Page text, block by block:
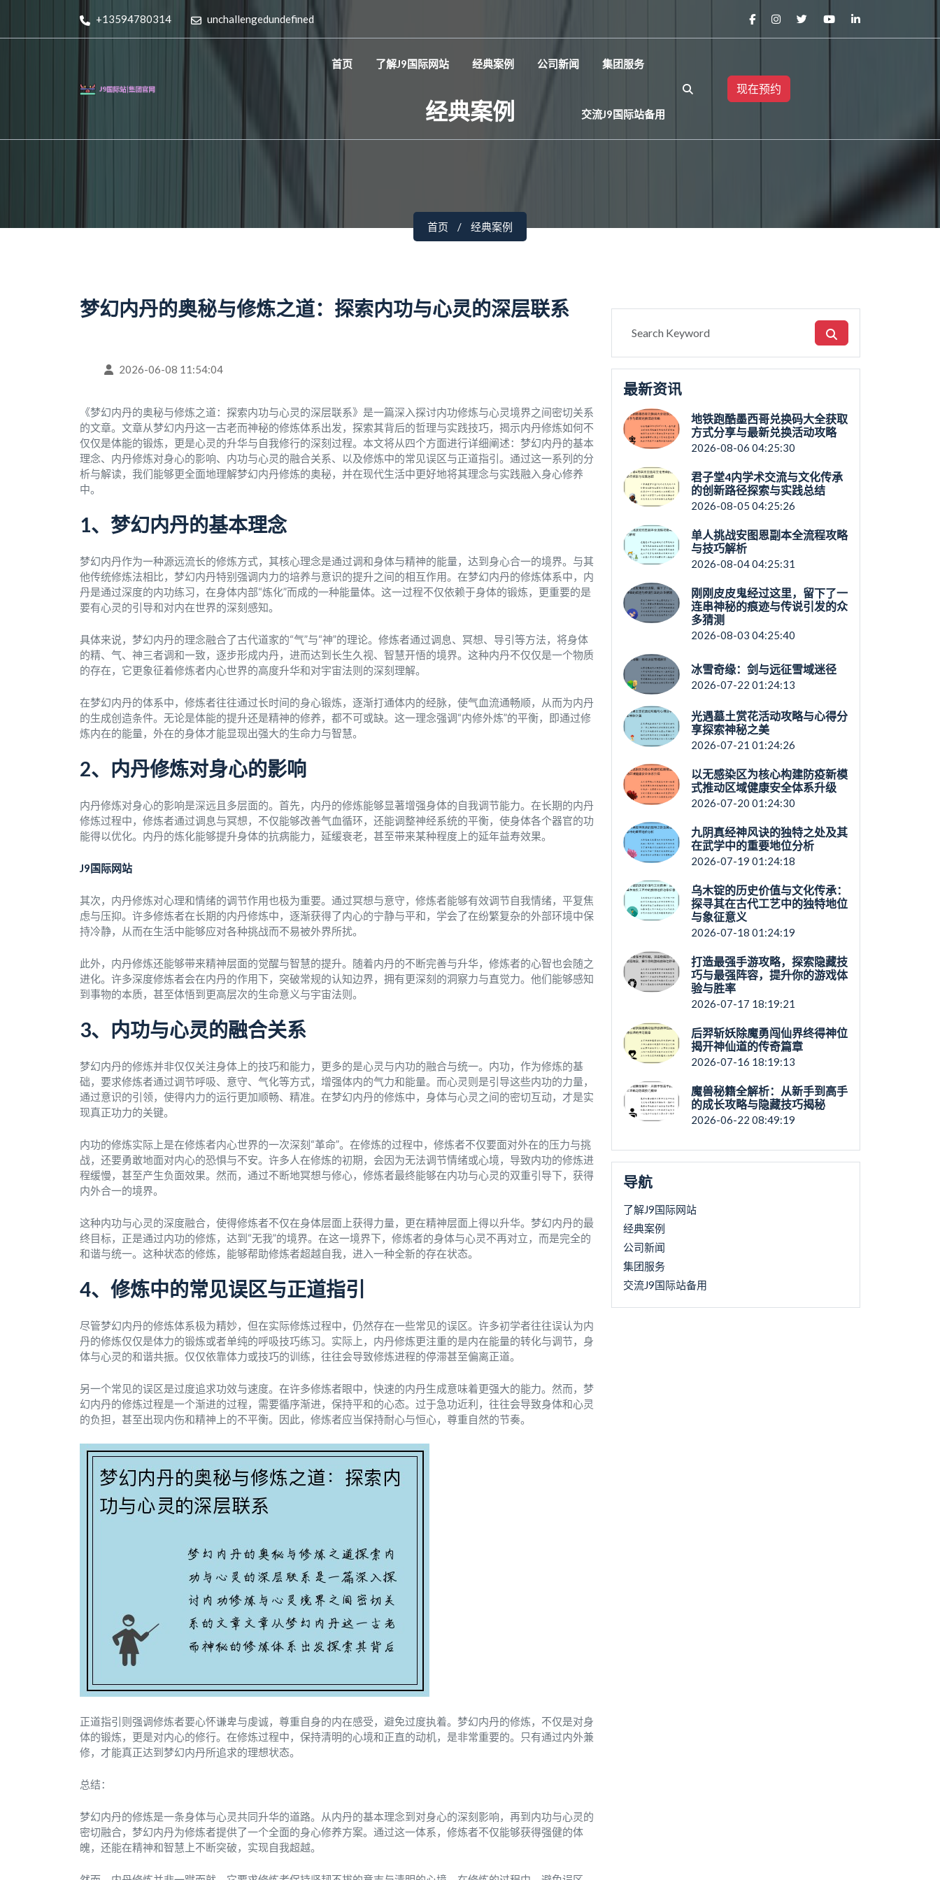
+13594780314 unchallengedundefined
首页 了解J9国际网站 经典案例 公司新闻 集团服务
交流J9国际站备用
现在预约
经典案例
首页 经典案例
梦幻内丹的奥秘与修炼之道：探索内功与心灵的深层联系
2026-06-08 11:54:04
《梦幻内丹的奥秘与修炼之道：探索内功与心灵的深层联系》是一篇深入探讨内功修炼与心灵境界之间密切关系
的文章。文章从梦幻内丹这一古老而神秘的修炼体系出发，探索其背后的哲理与实践技巧，揭示内丹修炼如何不
仅仅是体能的锻炼，更是心灵的升华与自我修行的深刻过程。本文将从四个方面进行详细阐述：梦幻内丹的基本
理念、内丹修炼对身心的影响、内功与心灵的融合关系、以及修炼中的常见误区与正道指引。通过这一系列的分
析与解读，我们能够更全面地理解梦幻内丹修炼的奥秘，并在现代生活中更好地将其理念与实践融入身心修养
中。
1、梦幻内丹的基本理念
梦幻内丹作为一种源远流长的修炼方式，其核心理念是通过调和身体与精神的能量，达到身心合一的境界。与其
他传统修炼法相比，梦幻内丹特别强调内力的培养与意识的提升之间的相互作用。在梦幻内丹的修炼体系中，内
丹是通过深度的内功练习，在身体内部“炼化”而成的一种能量体。这一过程不仅依赖于身体的锻炼，更重要的是
要有心灵的引导和对内在世界的深刻感知。
具体来说，梦幻内丹的理念融合了古代道家的“气”与“神”的理论。修炼者通过调息、冥想、导引等方法，将身体
的精、气、神三者调和一致，逐步形成内丹，进而达到长生久视、智慧开悟的境界。这种内丹不仅仅是一个物质
的存在，它更象征着修炼者内心世界的高度升华和对宇宙法则的深刻理解。
在梦幻内丹的体系中，修炼者往往通过长时间的身心锻炼，逐渐打通体内的经脉，使气血流通畅顺，从而为内丹
的生成创造条件。无论是体能的提升还是精神的修养，都不可或缺。这一理念强调“内修外炼”的平衡，即通过修
炼内在的能量，外在的身体才能显现出强大的生命力与智慧。
2、内丹修炼对身心的影响
内丹修炼对身心的影响是深远且多层面的。首先，内丹的修炼能够显著增强身体的自我调节能力。在长期的内丹
修炼过程中，修炼者通过调息与冥想，不仅能够改善气血循环，还能调整神经系统的平衡，使身体各个器官的功
能得以优化。内丹的炼化能够提升身体的抗病能力，延缓衰老，甚至带来某种程度上的延年益寿效果。
J9国际网站
其次，内丹修炼对心理和情绪的调节作用也极为重要。通过冥想与意守，修炼者能够有效调节自我情绪，平复焦
虑与压抑。许多修炼者在长期的内丹修炼中，逐渐获得了内心的宁静与平和，学会了在纷繁复杂的外部环境中保
持冷静，从而在生活中能够应对各种挑战而不易被外界所扰。
此外，内丹修炼还能够带来精神层面的觉醒与智慧的提升。随着内丹的不断完善与升华，修炼者的心智也会随之
进化。许多深度修炼者会在内丹的作用下，突破常规的认知边界，拥有更深刻的洞察力与直觉力。他们能够感知
到事物的本质，甚至体悟到更高层次的生命意义与宇宙法则。
3、内功与心灵的融合关系
梦幻内丹的修炼并非仅仅关注身体上的技巧和能力，更多的是心灵与内功的融合与统一。内功，作为修炼的基
础，要求修炼者通过调节呼吸、意守、气化等方式，增强体内的气力和能量。而心灵则是引导这些内功的力量，
通过意识的引领，使得内力的运行更加顺畅、精准。在梦幻内丹的修炼中，身体与心灵之间的密切互动，才是实
现真正功力的关键。
内功的修炼实际上是在修炼者内心世界的一次深刻“革命”。在修炼的过程中，修炼者不仅要面对外在的压力与挑
战，还要勇敢地面对内心的恐惧与不安。许多人在修炼的初期，会因为无法调节情绪或心境，导致内功的修炼进
程缓慢，甚至产生负面效果。然而，通过不断地冥想与修心，修炼者最终能够在内功与心灵的双重引导下，获得
内外合一的境界。
这种内功与心灵的深度融合，使得修炼者不仅在身体层面上获得力量，更在精神层面上得以升华。梦幻内丹的最
终目标，正是通过内功的修炼，达到“无我”的境界。在这一境界下，修炼者的身体与心灵不再对立，而是完全的
和谐与统一。这种状态的修炼，能够帮助修炼者超越自我，进入一种全新的存在状态。
4、修炼中的常见误区与正道指引
尽管梦幻内丹的修炼体系极为精妙，但在实际修炼过程中，仍然存在一些常见的误区。许多初学者往往误认为内
丹的修炼仅仅是体力的锻炼或者单纯的呼吸技巧练习。实际上，内丹修炼更注重的是内在能量的转化与调节，身
体与心灵的和谐共振。仅仅依靠体力或技巧的训练，往往会导致修炼进程的停滞甚至偏离正道。
另一个常见的误区是过度追求功效与速度。在许多修炼者眼中，快速的内丹生成意味着更强大的能力。然而，梦
幻内丹的修炼过程是一个渐进的过程，需要循序渐进，保持平和的心态。过于急功近利，往往会导致身体和心灵
的负担，甚至出现内伤和精神上的不平衡。因此，修炼者应当保持耐心与恒心，尊重自然的节奏。
正道指引则强调修炼者要心怀谦卑与虔诚，尊重自身的内在感受，避免过度执着。梦幻内丹的修炼，不仅是对身
体的锻炼，更是对内心的修行。在修炼过程中，保持清明的心境和正直的动机，是非常重要的。只有通过内外兼
修，才能真正达到梦幻内丹所追求的理想状态。
总结：
梦幻内丹的修炼是一条身体与心灵共同升华的道路。从内丹的基本理念到对身心的深刻影响，再到内功与心灵的
密切融合，梦幻内丹为修炼者提供了一个全面的身心修养方案。通过这一体系，修炼者不仅能够获得强健的体
魄，还能在精神和智慧上不断突破，实现自我超越。
最新资讯
地铁跑酷墨西哥兑换码大全获取
方式分享与最新兑换活动攻略
2026-08-06 04:25:30
君子堂4内学术交流与文化传承
的创新路径探索与实践总结
2026-08-05 04:25:26
单人挑战安图恩副本全流程攻略
与技巧解析
2026-08-04 04:25:31
刚刚皮皮鬼经过这里，留下了一
连串神秘的痕迹与传说引发的众
多猜测
2026-08-03 04:25:40
冰雪奇缘：剑与远征雪域迷径
2026-07-22 01:24:13
光遇墓土赏花活动攻略与心得分
享探索神秘之美
2026-07-21 01:24:26
以无感染区为核心构建防疫新模
式推动区域健康安全体系升级
2026-07-20 01:24:30
九阴真经神风诀的独特之处及其
在武学中的重要地位分析
2026-07-19 01:24:18
乌木锭的历史价值与文化传承：
探寻其在古代工艺中的独特地位
与象征意义
2026-07-18 01:24:19
打造最强手游攻略，探索隐藏技
巧与最强阵容，提升你的游戏体
验与胜率
2026-07-17 18:19:21
后羿斩妖除魔勇闯仙界终得神位
揭开神仙道的传奇篇章
2026-07-16 18:19:13
魔兽秘籍全解析：从新手到高手
的成长攻略与隐藏技巧揭秘
2026-06-22 08:49:19
导航
了解J9国际网站
经典案例
公司新闻
集团服务
交流J9国际站备用